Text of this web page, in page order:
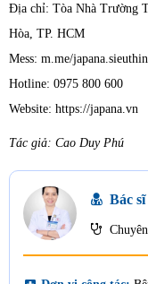
Địa chỉ: Tòa Nhà Trường
Hòa, TP. HCM
Mess: m.me/
Hotline: 0975 800 600
Website: https://japana.vn
Tác giả: Cao Duy Phú
Bác